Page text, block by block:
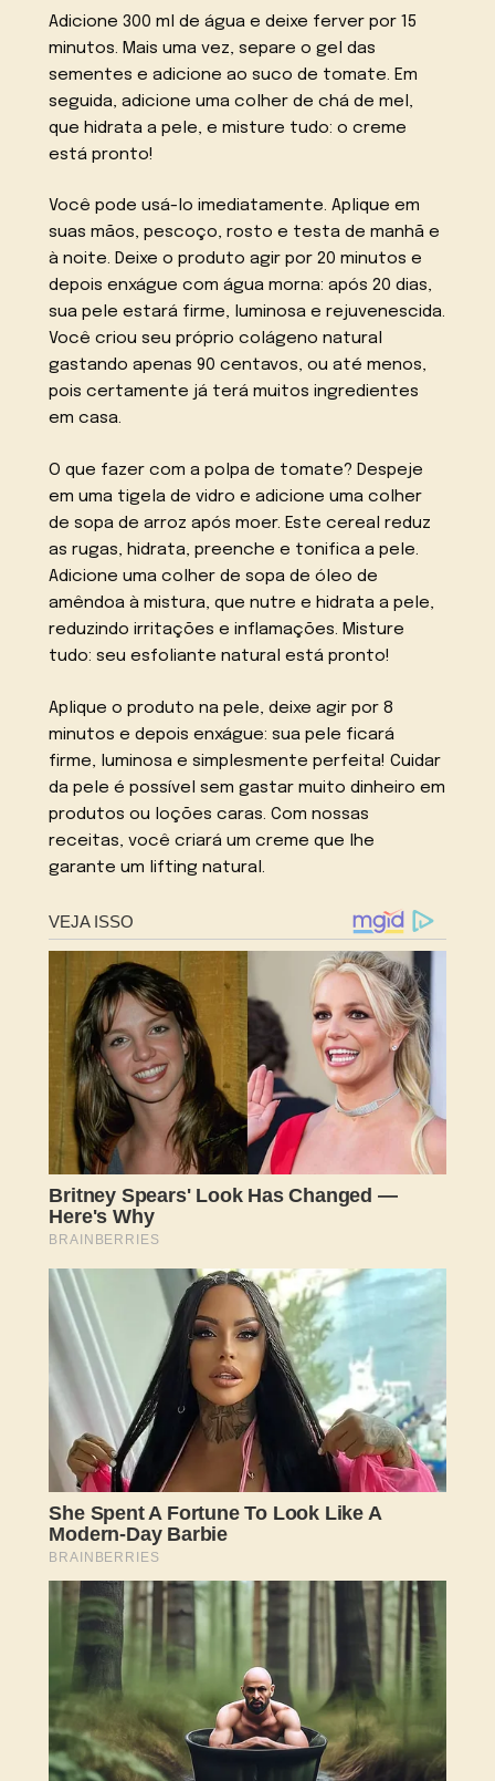
Adicione 300 ml de água e deixe ferver por 15
minutos. Mais uma vez, separe o gel das
sementes e adicione ao suco de tomate. Em
seguida, adicione uma colher de chá de mel,
que hidrata a pele, e misture tudo: o creme
está pronto!
Você pode usá-lo imediatamente. Aplique em
suas mãos, pescoço, rosto e testa de manhã e
à noite. Deixe o produto agir por 20 minutos e
depois enxágue com água morna: após 20 dias,
sua pele estará firme, luminosa e rejuvenescida.
Você criou seu próprio colágeno natural
gastando apenas 90 centavos, ou até menos,
pois certamente já terá muitos ingredientes
em casa.
O que fazer com a polpa de tomate? Despeje
em uma tigela de vidro e adicione uma colher
de sopa de arroz após moer. Este cereal reduz
as rugas, hidrata, preenche e tonifica a pele.
Adicione uma colher de sopa de óleo de
amêndoa à mistura, que nutre e hidrata a pele,
reduzindo irritações e inflamações. Misture
tudo: seu esfoliante natural está pronto!
Aplique o produto na pele, deixe agir por 8
minutos e depois enxágue: sua pele ficará
firme, luminosa e simplesmente perfeita! Cuidar
da pele é possível sem gastar muito dinheiro em
produtos ou loções caras. Com nossas
receitas, você criará um creme que lhe
garante um lifting natural.